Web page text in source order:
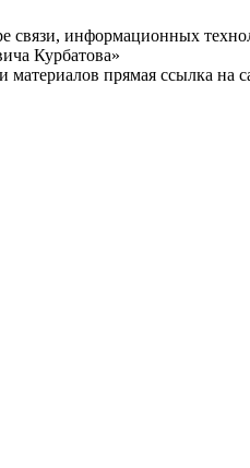
информационных
Курбатова»
материалов прямая ссылка на